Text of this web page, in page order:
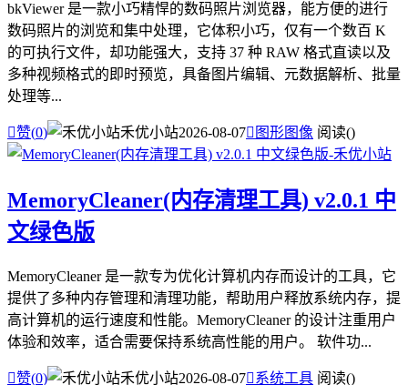
bkViewer 是一款小巧精悍的数码照片浏览器，能方便的进行
数码照片的浏览和集中处理，它体积小巧，仅有一个数百 K
的可执行文件，却功能强大，支持 37 种 RAW 格式直读以及
多种视频格式的即时预览，具备图片编辑、元数据解析、批量
处理等...
赞(0) 禾优小站2026-08-07 图形图像 阅读()
MemoryCleaner(内存清理工具) v2.0.1 中
文绿色版
MemoryCleaner 是一款专为优化计算机内存而设计的工具，它
提供了多种内存管理和清理功能，帮助用户释放系统内存，提
高计算机的运行速度和性能。MemoryCleaner 的设计注重用户
体验和效率，适合需要保持系统高性能的用户。 软件功...
赞(0) 禾优小站2026-08-07系统工具 阅读()